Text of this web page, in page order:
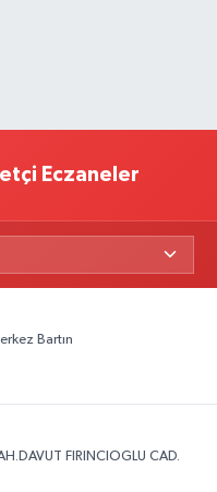
Eczaneler
Bartın
FIRINCIOGLU CAD.